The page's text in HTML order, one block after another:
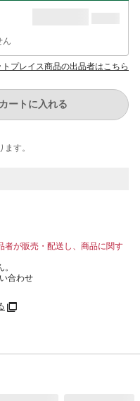
ん
トプレイス商品の出品者はこちら
カートに入れる
す。
者が販売・配送し、商品に関す
合わせ